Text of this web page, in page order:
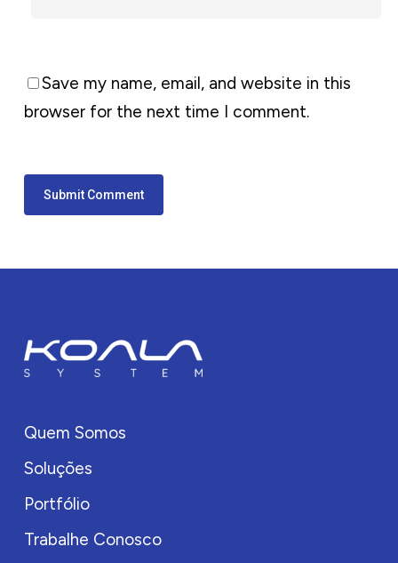
Save my name, email, and website in this
browser for the next time I comment.
Quem Somos
Soluções
Portfólio
Trabalhe Conosco